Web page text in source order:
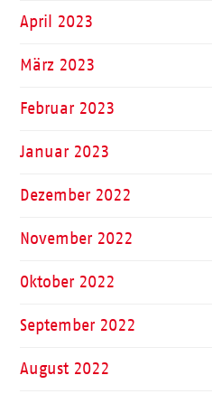
April 2023
März 2023
Februar 2023
Januar 2023
Dezember 2022
November 2022
Oktober 2022
September 2022
August 2022